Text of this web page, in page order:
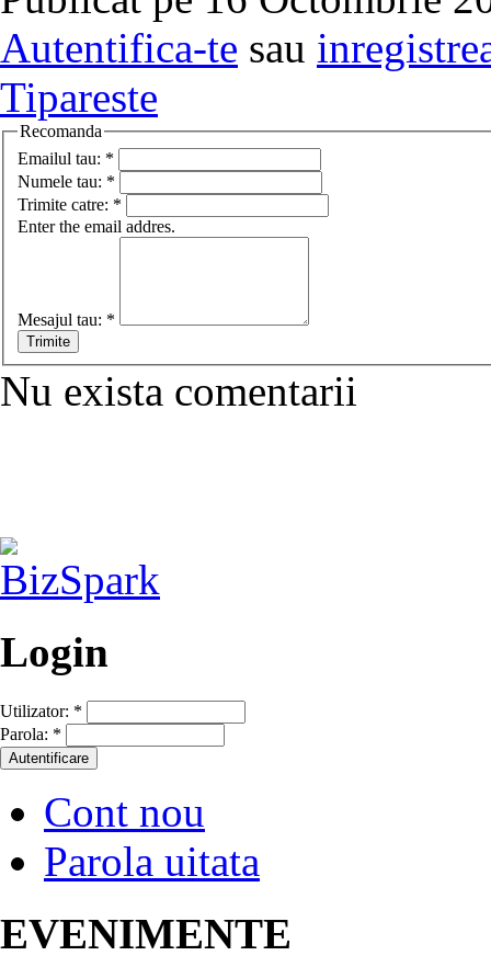
Autentifica-te sau
Tipareste
Recomanda
Emailul tau: *
Numele tau: *
Trimite catre: *
Enter the email addres.
Mesajul tau: *
Nu exista comentarii
Login
Utilizator: *
Parola: *
Cont nou
Parola uitata
EVENIMENTE